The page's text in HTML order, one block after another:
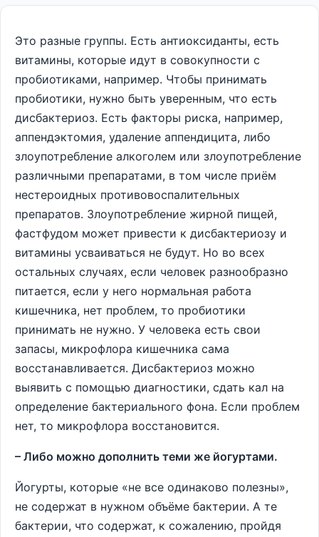
Это разные группы. Есть антиоксиданты, есть
витамины, которые идут в совокупности с
пробиотиками, например. Чтобы принимать
пробиотики, нужно быть уверенным, что есть
дисбактериоз. Есть факторы риска, например,
аппендэктомия, удаление аппендицита, либо
злоупотребление алкоголем или злоупотребление
различными препаратами, в том числе приём
нестероидных противовоспалительных
препаратов. Злоупотребление жирной пищей,
фастфудом может привести к дисбактериозу и
витамины усваиваться не будут. Но во всех
остальных случаях, если человек разнообразно
питается, если у него нормальная работа
кишечника, нет проблем, то пробиотики
принимать не нужно. У человека есть свои
запасы, микрофлора кишечника сама
восстанавливается. Дисбактериоз можно
выявить с помощью диагностики, сдать кал на
определение бактериального фона. Если проблем
нет, то микрофлора восстановится.
– Либо можно дополнить теми же йогуртами.
Йогурты, которые «не все одинаково полезны»,
не содержат в нужном объёме бактерии. А те
бактерии, что содержат, к сожалению, пройдя